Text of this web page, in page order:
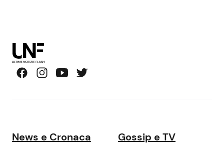
News e Cronaca Gossip e TV